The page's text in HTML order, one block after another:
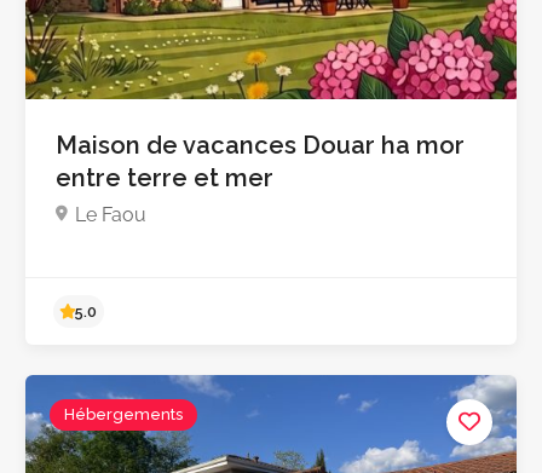
Pas encore d'avis
Maison de vacances Douar ha mor
entre terre et mer
Le Faou
Hébergements